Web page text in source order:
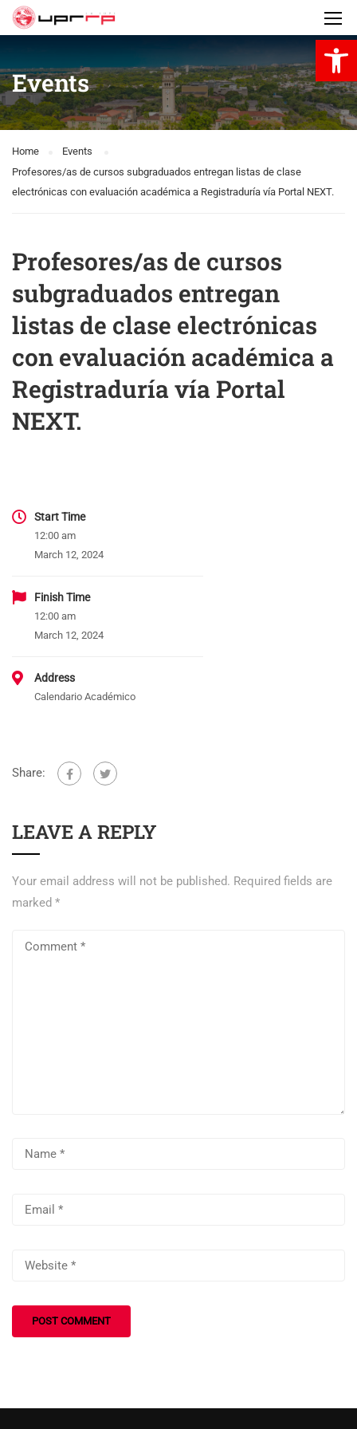
Events
Home
Events
Profesores/as de cursos subgraduados entregan listas de clase
electrónicas con evaluación académica a Registraduría vía Portal NEXT.
Profesores/as de cursos
subgraduados entregan
listas de clase electrónicas
con evaluación académica a
Registraduría vía Portal
NEXT.
Start Time
12:00 am
March 12, 2024
Finish Time
12:00 am
March 12, 2024
Address
Calendario Académico
Share:
LEAVE A REPLY
Your email address will not be published. Required fields are
marked *